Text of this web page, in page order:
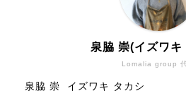
Lomalia group
泉脇 崇(イズワキ
泉脇 崇 イズワキ タカシ